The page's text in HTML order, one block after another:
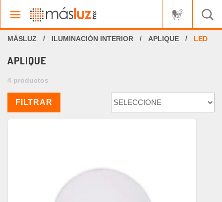
ILUMINACIÓN INTERIOR APLIQUE LED
APLIQUE
4 productos
FILTRAR